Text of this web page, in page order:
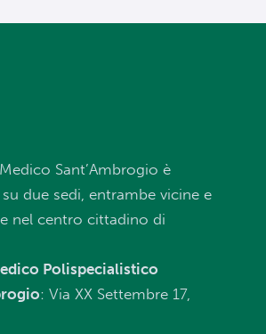
Sant’Ambrogio è
due sedi, entrambe vicine e
nel centro cittadino di
Polispecialistico
: Via XX Settembre 17,